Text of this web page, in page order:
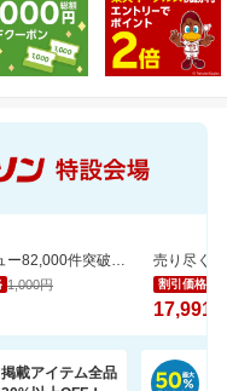
＼レビュー82,000件突破／白米と混ぜて炊くだけ食物繊維やミネラル豊富な栄養満点ご飯
1,000円 割引価格
17,991
掲載アイテム全品